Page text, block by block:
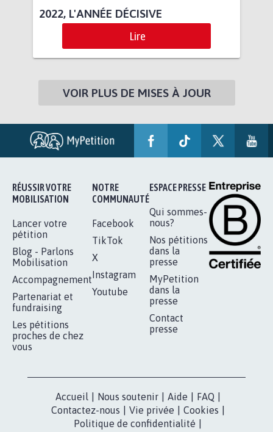
2022, L'ANNÉE DÉCISIVE
Lire
VOIR PLUS DE MISES À JOUR
RÉUSSIR VOTRE
MOBILISATION
Lancer votre
pétition
Blog - Parlons
Mobilisation
Accompagnement
Partenariat et
fundraising
Les pétitions
proches de chez
vous
NOTRE
COMMUNAUTÉ
Facebook
TikTok
X
Instagram
Youtube
ESPACE PRESSE
Qui sommes-
nous?
Nos pétitions
dans la
presse
MyPetition
dans la
presse
Contact
presse
Accueil Nous soutenir Aide FAQ
Contactez-nous
Vie privée Cookies
Politique de confidentialité